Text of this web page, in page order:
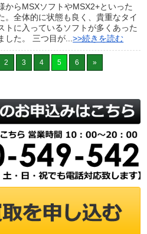
からMSXソフトやMSX2+といった
。全体的に状態も良く、貴重なタイ
トに入っているソフトが多くあった
した。 三つ目が...>>続きを読む
2 3 4 5 6 »